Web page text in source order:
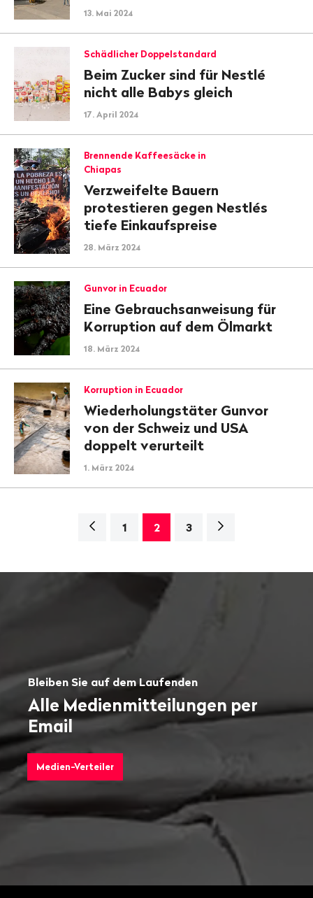
13. Mai 2024
Schädlicher Doppelstandard
Beim Zucker sind für Nestlé
nicht alle Babys gleich
17. April 2024
Brennende Kaffeesäcke in
Chiapas
Verzweifelte Bauern
protestieren gegen Nestlés
tiefe Einkaufspreise
28. März 2024
Gunvor in Ecuador
Eine Gebrauchsanweisung für
Korruption auf dem Ölmarkt
18. März 2024
Korruption in Ecuador
Wiederholungstäter Gunvor
von der Schweiz und USA
doppelt verurteilt
1. März 2024
Navigation
1 2 3
Nächste
Bleiben Sie auf dem Laufenden
Alle Medienmitteilungen per
Email
Medien-Verteiler